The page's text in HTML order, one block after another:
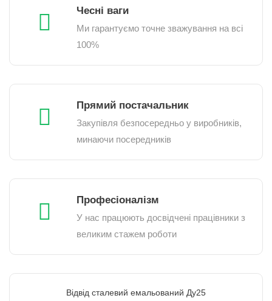
Чесні ваги
Ми гарантуємо точне зважування на всі
100%
Прямий постачальник
Закупівля безпосередньо у виробників,
минаючи посередників
Професіоналізм
У нас працюють досвідчені працівники з
великим стажем роботи
Відвід сталевий емальований Ду25